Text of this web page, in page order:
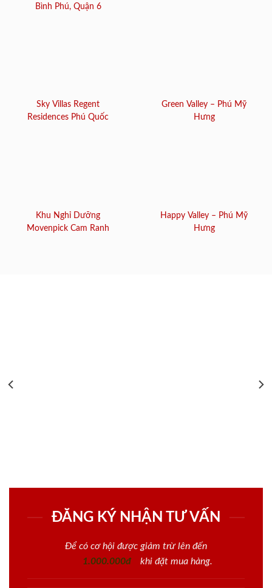
Bình Phú, Quận 6
Sky Villas Regent
Residences Phú Quốc
Green Valley – Phú Mỹ
Hưng
Khu Nghỉ Dưỡng
Movenpick Cam Ranh
Happy Valley – Phú Mỹ
Hưng
ĐĂNG KÝ NHẬN TƯ VẤN
Để có cơ hội được giảm trừ lên đến
1.000.000đ
khi đặt mua hàng.